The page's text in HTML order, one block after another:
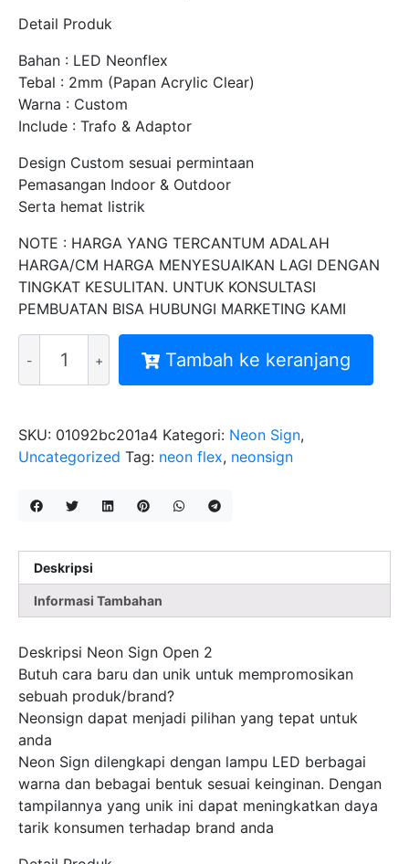
Detail Produk
Bahan : LED Neonflex
Tebal : 2mm (Papan Acrylic Clear)
Warna : Custom
Include : Trafo & Adaptor
Design Custom sesuai permintaan
Pemasangan Indoor & Outdoor
Serta hemat listrik
NOTE : HARGA YANG TERCANTUM ADALAH
HARGA/CM HARGA MENYESUAIKAN LAGI DENGAN
TINGKAT KESULITAN. UNTUK KONSULTASI
PEMBUATAN BISA HUBUNGI MARKETING KAMI
MITRA
NEON
OPEN
2
Tambah ke keranjang
SKU: 01092bc201a4 Kategori: Neon Sign,
Uncategorized Tag: neon flex, neonsign
Deskripsi
Informasi Tambahan
Deskripsi Neon Sign Open 2
Butuh cara baru dan unik untuk mempromosikan
sebuah produk/brand?
Neonsign dapat menjadi pilihan yang tepat untuk
anda
Neon Sign dilengkapi dengan lampu LED berbagai
warna dan bebagai bentuk sesuai keinginan. Dengan
tampilannya yang unik ini dapat meningkatkan daya
tarik konsumen terhadap brand anda